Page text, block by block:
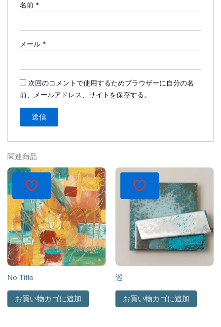
名前 *
メール *
次回のコメントで使用するためブラウザーに自分の名
前、メールアドレス、サイトを保存する。
関連商品
No Title
お買い物カゴに追加
巡
お買い物カゴに追加